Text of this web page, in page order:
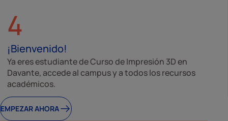
4
¡Bienvenido!
Ya eres estudiante de Curso de Impresión 3D en
Davante, accede al campus y a todos los recursos
académicos.
EMPEZAR AHORA